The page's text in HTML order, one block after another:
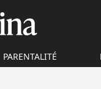
PARENTALITÉ